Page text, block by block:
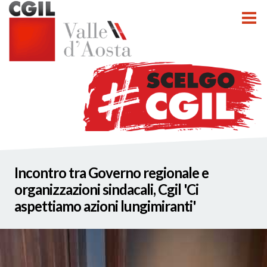
Incontro tra Governo regionale e
organizzazioni sindacali, Cgil 'Ci
aspettiamo azioni lungimiranti'
INCA